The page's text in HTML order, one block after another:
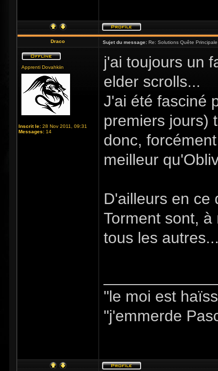
Draco Sujet du message: Re: Solutions Quête
Apprenti Dovahkiin
Inscrit le: 28 Nov 2011, 09:31
Messages: 14
j'ai toujours un
elder scrolls...
J'ai été fasciné
premiers jours)
donc,
meilleur
D'ailleurs en ce
Torment sont,
tous les
"le moi est
"j'emmerde